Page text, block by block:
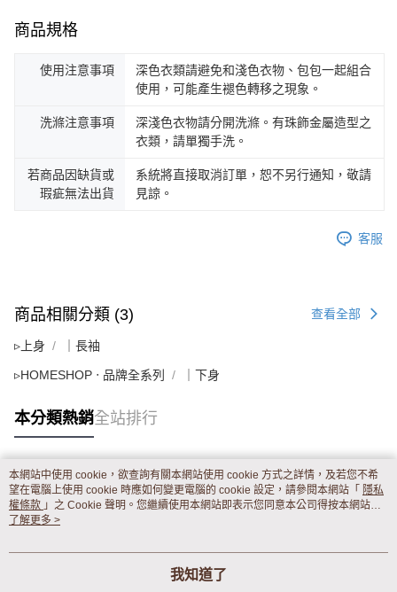
商品規格
使用注意事項
深色衣類請避免和淺色衣物、包包一起組合
使用，可能產生褪色轉移之現象。
洗滌注意事項
深淺色衣物請分開洗滌。有珠飾金屬造型之
衣類，請單獨手洗。
若商品因缺貨或
瑕疵無法出貨
系統將直接取消訂單，恕不另行通知，敬請
見諒。
客服
商品相關分類 (3) 查看全部
▹上身 ｜長袖
▹HOMESHOP ‧ 品牌全系列 ｜下身
本分類熱銷全站排行
熱門標籤
本網站中使用 cookie，欲查詢有關本網站使用 cookie 方式之詳情，及若您不希
望在電腦上使用 cookie 時應如何變更電腦的 cookie 設定，請參閱本網站「 隱私
權條款 」之 Cookie 聲明。您繼續使用本網站即表示您同意本公司得按本網站使
用條款之 Cookie 聲明使用 cookie。
了解更多 >
我知道了